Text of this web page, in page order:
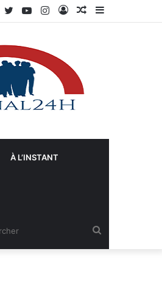
Sidebar
Article
Connexion
Instagram
YouTube
Twitter
À L’INSTANT